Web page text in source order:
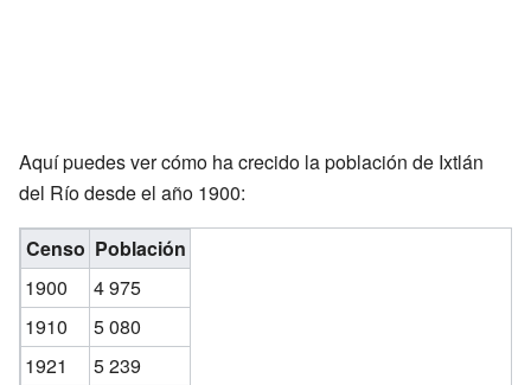
Aquí puedes ver cómo ha crecido la población de Ixtlán
del Río desde el año 1900:
Censo Población
1900
4 975
1910
5 080
1921
5 239